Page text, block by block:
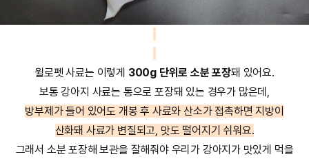
윌로펫 사료는 이렇게 300g 단위로 소분 포장돼 있어요.
보통 강아지 사료는 통으로 포장돼 있는 경우가 많은데,
방부제가 들어 있어도 개봉 후 사료와 산소가 접촉하면 지방이
산화돼 사료가 변질되고, 맛도 떨어지기 쉬워요.
그래서 소분 포장해 보관을 잘해줘야 우리가 강아지가 맛있게 먹을